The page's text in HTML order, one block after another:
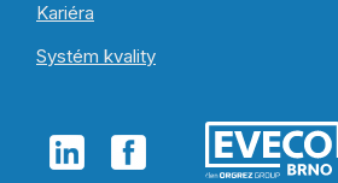
Kariéra
Systém kvality